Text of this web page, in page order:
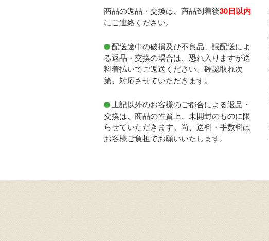
商品の返品・交換は、商品到着後30日以内
にご連絡ください。
配送途中の破損及び不良品、誤配送によ
る返品・交換の場合は、恐れ入りますが送
料着払いでご返送ください。確認取れ次
第、対応させていただきます。
上記以外のお客様のご都合による返品・
交換は、商品の性質上、未開封のものに限
らせていただきます。尚、送料・手数料は
お客様ご負担でお願いいたします。